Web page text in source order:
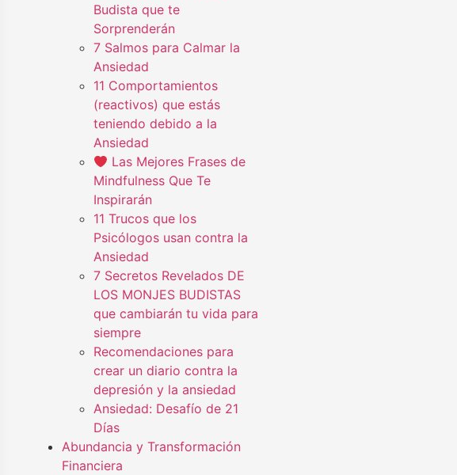
Budista que te
Sorprenderán
7 Salmos para Calmar la
Ansiedad
11 Comportamientos
(reactivos) que estás
teniendo debido a la
Ansiedad
Las Mejores Frases de
Mindfulness Que Te
Inspirarán
11 Trucos que los
Psicólogos usan contra la
Ansiedad
7 Secretos Revelados DE
LOS MONJES BUDISTAS
que cambiarán tu vida para
siempre
Recomendaciones para
crear un diario contra la
depresión y la ansiedad
Ansiedad: Desafío de 21
Días
Abundancia y Transformación
Financiera